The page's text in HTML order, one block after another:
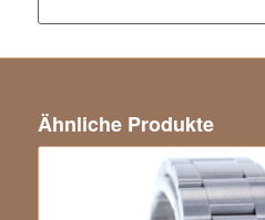
Ähnliche Produkte